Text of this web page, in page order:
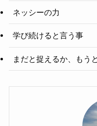
ネッシーの力
学び続けると言う事
まだと捉えるか、もう